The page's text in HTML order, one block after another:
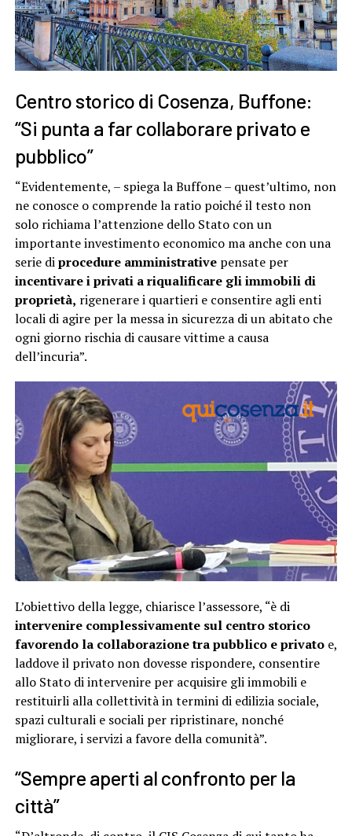
Centro storico di Cosenza, Buffone:
“Si punta a far collaborare privato e
pubblico”
“Evidentemente, – spiega la Buffone – quest’ultimo, non
ne conosce o comprende la ratio poiché il testo non
solo richiama l’attenzione dello Stato con un
importante investimento economico ma anche con una
serie diprocedure amministrativepensate per
incentivare i privati a riqualificare gli immobili di
proprietà, rigenerare i quartieri e consentire agli enti
locali di agire per la messa in sicurezza di un abitato che
ogni giorno rischia di causare vittime a causa
dell’incuria”.
L’obiettivo della legge, chiarisce l’assessore, “è di
intervenire complessivamente sul centro storico
favorendo la collaborazione tra pubblico e privatoe,
laddove il privato non dovesse rispondere, consentire
allo Stato di intervenire per acquisire gli immobili e
restituirli alla collettività in termini di edilizia sociale,
spazi culturali e sociali per ripristinare, nonché
migliorare, i servizi a favore della comunità”.
“Sempre aperti al confronto per la
città”